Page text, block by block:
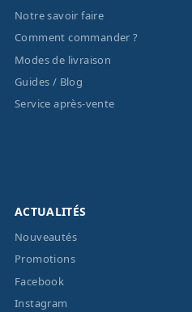
Notre savoir faire
Comment commander ?
Modes de livraison
Guides / Blog
Service après-vente
ACTUALITÉS
Nouveautés
Promotions
Facebook
Instagram